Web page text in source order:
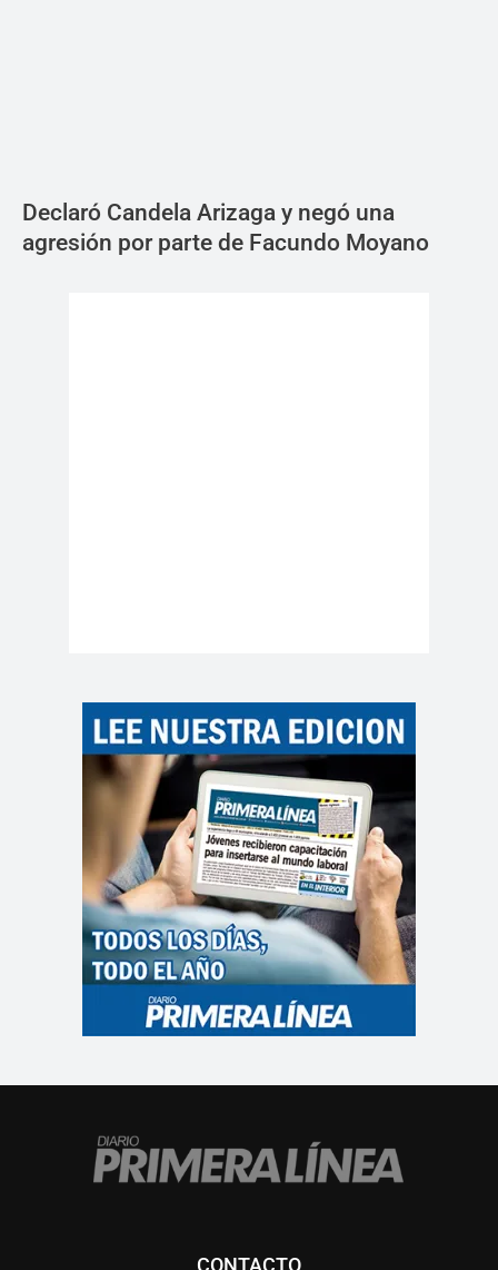
Declaró Candela Arizaga y negó una
agresión por parte de Facundo Moyano
CONTACTO